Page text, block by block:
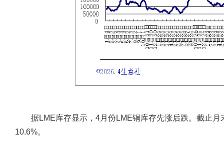
据LME库存显示，4月份LME铜库存先涨后跌。截止月
10.6%。